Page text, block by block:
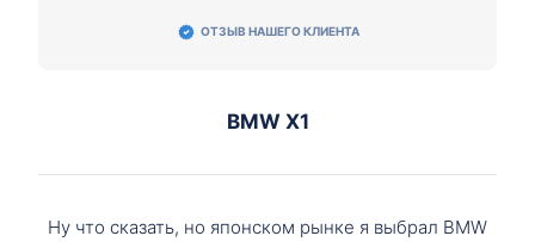
ОТЗЫВ НАШЕГО КЛИЕНТА
BMW X1
Ну что сказать, но японском рынке я выбрал BMW